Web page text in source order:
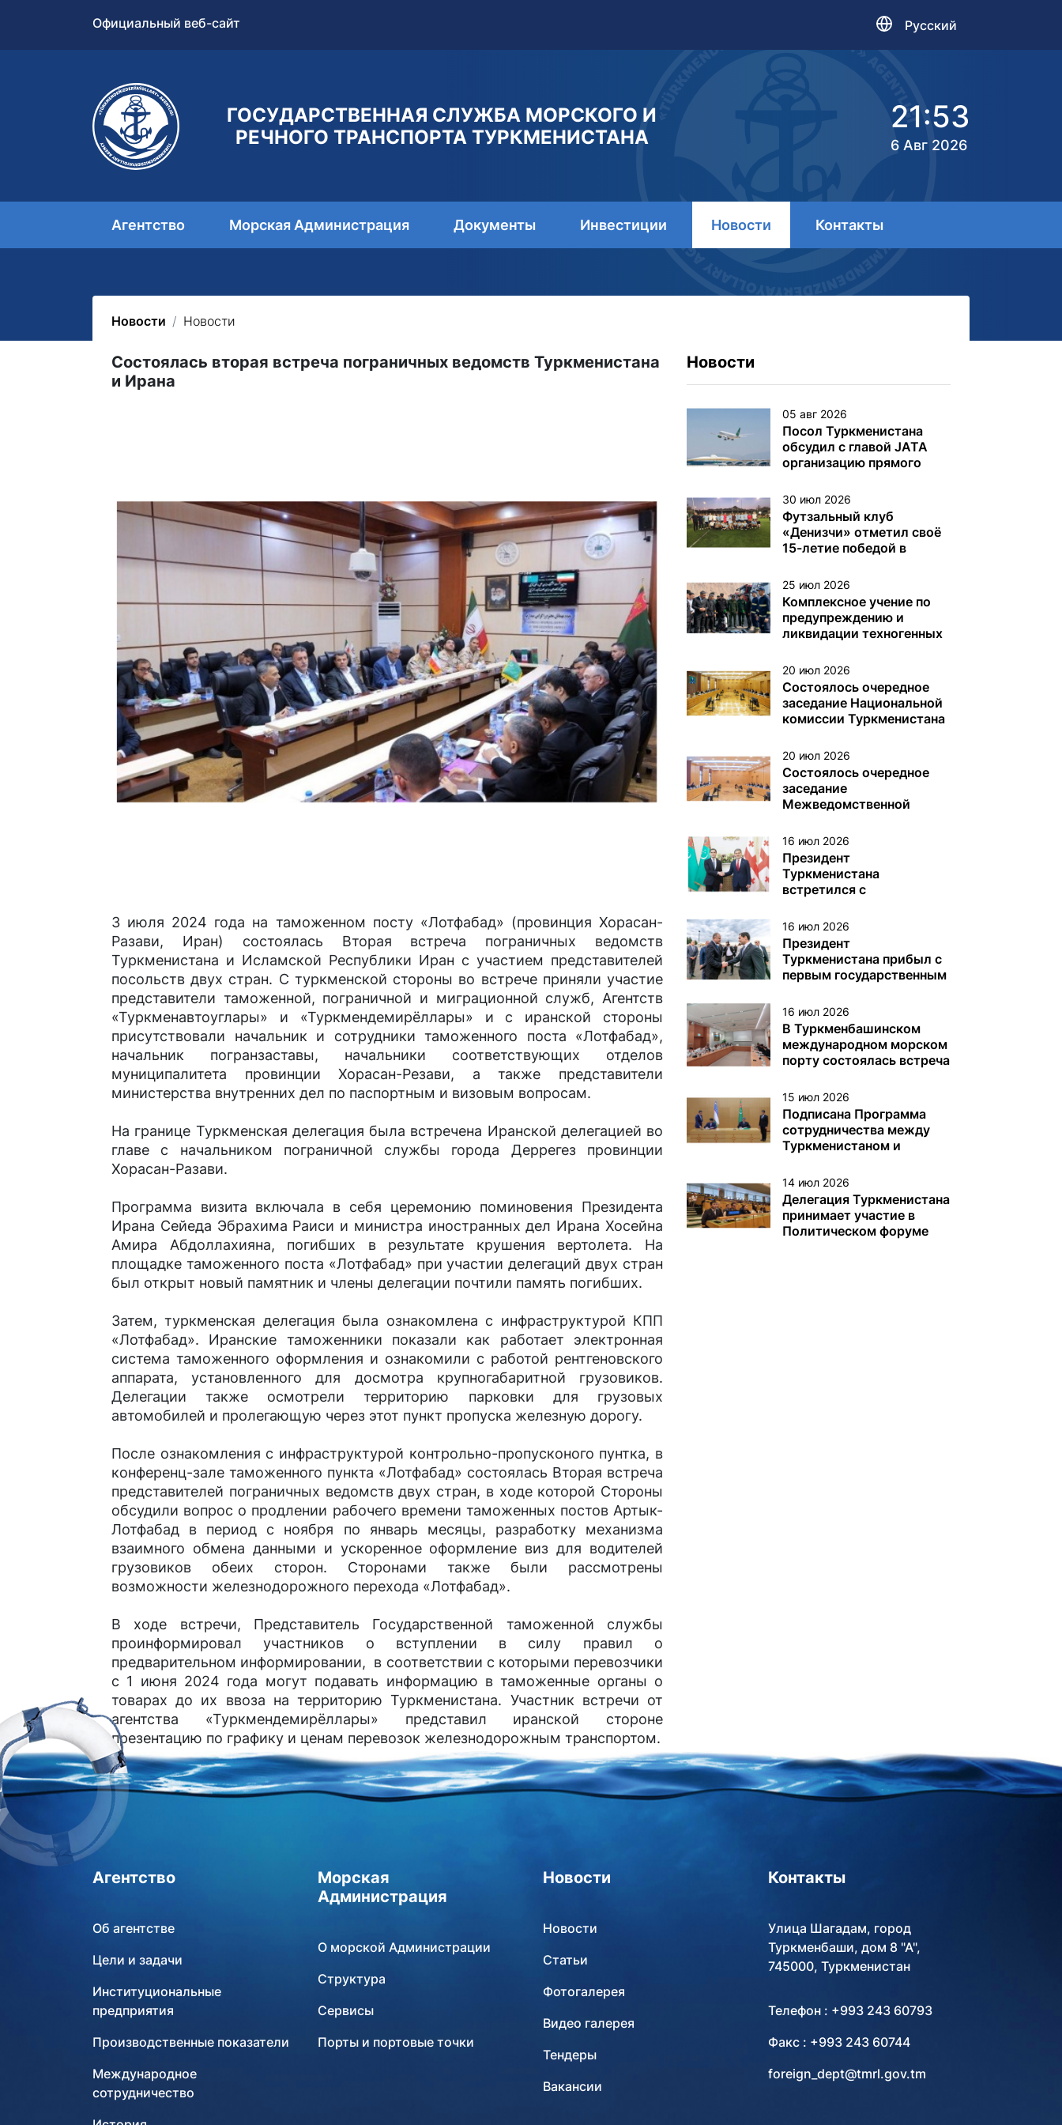
Официальный веб-сайт Русский
ГОСУДАРСТВЕННАЯ СЛУЖБА МОРСКОГО И
РЕЧНОГО ТРАНСПОРТА ТУРКМЕНИСТАНА
21:53
6 Авг 2026
Агентство Морская Администрация Документы Инвестиции Новости Контакты
Новости Новости
Состоялась вторая встреча пограничных ведомств Туркменистана
и Ирана
3 июля 2024 года на таможенном посту «Лотфабад» (провинция Хорасан-
Разави, Иран) состоялась Вторая встреча пограничных ведомств
Туркменистана и Исламской Республики Иран с участием представителей
посольств двух стран. С туркменской стороны во встрече приняли участие
представители таможенной, пограничной и миграционной служб, Агентств
«Туркменавтоуглары» и «Туркмендемирёллары» и с иранской стороны
присутствовали начальник и сотрудники таможенного поста «Лотфабад»,
начальник погранзаставы, начальники соответствующих отделов
муниципалитета провинции Хорасан-Резави, а также представители
министерства внутренних дел по паспортным и визовым вопросам.
На границе Туркменская делегация была встречена Иранской делегацией во
главе с начальником пограничной службы города Деррегез провинции
Хорасан-Разави.
Программа визита включала в себя церемонию поминовения Президента
Ирана Сейеда Эбрахима Раиси и министра иностранных дел Ирана Хосейна
Амира Абдоллахияна, погибших в результате крушения вертолета. На
площадке таможенного поста «Лотфабад» при участии делегаций двух стран
был открыт новый памятник и члены делегации почтили память погибших.
Затем, туркменская делегация была ознакомлена с инфраструктурой КПП
«Лотфабад». Иранские таможенники показали как работает электронная
система таможенного оформления и ознакомили с работой рентгеновского
аппарата, установленного для досмотра крупногабаритной грузовиков.
Делегации также осмотрели территорию парковки для грузовых
автомобилей и пролегающую через этот пункт пропуска железную дорогу.
После ознакомления с инфраструктурой контрольно-пропусконого пунтка, в
конференц-зале таможенного пункта «Лотфабад» состоялась Вторая встреча
представителей пограничных ведомств двух стран, в ходе которой Стороны
обсудили вопрос о продлении рабочего времени таможенных постов Артык-
Лотфабад в период с ноября по январь месяцы, разработку механизма
взаимного обмена данными и ускоренное оформление виз для водителей
грузовиков обеих сторон. Сторонами также были рассмотрены
возможности железнодорожного перехода «Лотфабад».
В ходе встречи, Представитель Государственной таможенной службы
проинформировал участников о вступлении в силу правил о
предварительном информировании, в соответствии с которыми перевозчики
с 1 июня 2024 года могут подавать информацию в таможенные органы о
товарах до их ввоза на территорию Туркменистана. Участник встречи от
агентства «Туркмендемирёллары» представил иранской стороне
презентацию по графику и ценам перевозок железнодорожным транспортом.
Новости
05 авг 2026
Посол Туркменистана
обсудил с главой JATA
организацию прямого
30 июл 2026
Футзальный клуб
«Денизчи» отметил своё
15-летие победой в
«Денизчи»
25 июл 2026
Комплексное учение по
предупреждению и
ликвидации техногенных
нефтегазодобывающих
платформах и других
объектах (сооружениях)
различного назначения в
туркменском секторе
20 июл 2026
Состоялось очередное
заседание Национальной
комиссии Туркменистана
20 июл 2026
Состоялось очередное
заседание
Межведомственной
по вопросам Каспийского
моря
16 июл 2026
Президент
Туркменистана
встретился с
16 июл 2026
Президент
Туркменистана прибыл с
первым государственным
16 июл 2026
В Туркменбашинском
международном морском
порту состоялась встреча
15 июл 2026
Подписана Программа
сотрудничества между
Туркменистаном и
14 июл 2026
Делегация Туркменистана
принимает участие в
Политическом форуме
Агентство
Об агентстве
Цели и задачи
Институциональные
предприятия
Производственные показатели
Международное
сотрудничество
Морская
Администрация
О морской Администрации
Структура
Сервисы
Порты и портовые точки
Новости
Новости
Статьи
Фотогалерея
Видео галерея
Тендеры
Вакансии
Контакты
Улица Шагадам, город
Туркменбаши, дом 8 "А",
745000, Туркменистан
Телефон : +993 243 60793
Факс : +993 243 60744
foreign_dept@tmrl.gov.tm